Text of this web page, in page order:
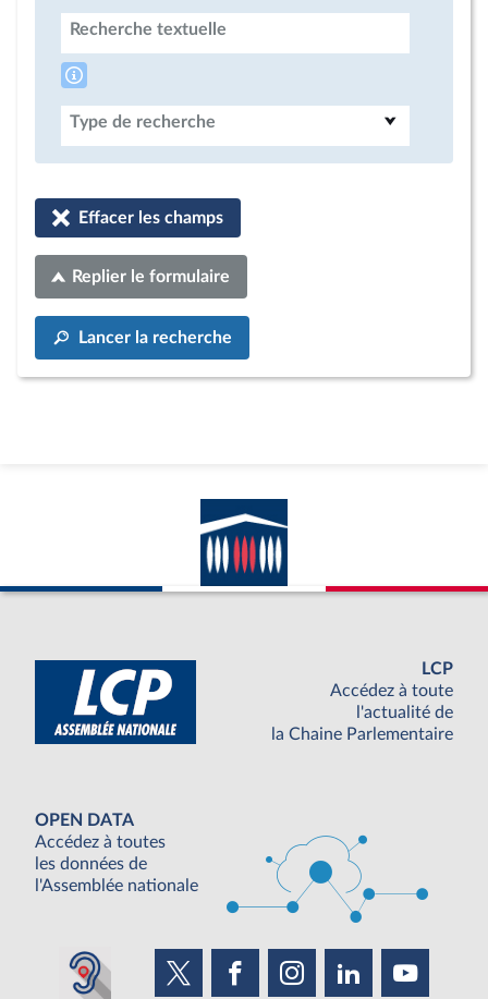
Recherche textuelle
Type de recherche
Effacer les champs
Replier le formulaire
Lancer la recherche
LCP
Accédez à toute
l'actualité de
la Chaine Parlementaire
OPEN DATA
Accédez à toutes
les données de
l'Assemblée nationale